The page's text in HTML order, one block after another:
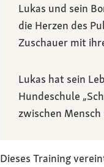
Lukas und sein
die Herzen des
Zuschauer mit
Lukas hat sein
Hundeschule
zwischen
Dieses Training